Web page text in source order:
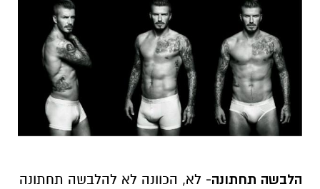
הלבשה תחתונה- לא, הכוונה לא להלבשה תחתונה